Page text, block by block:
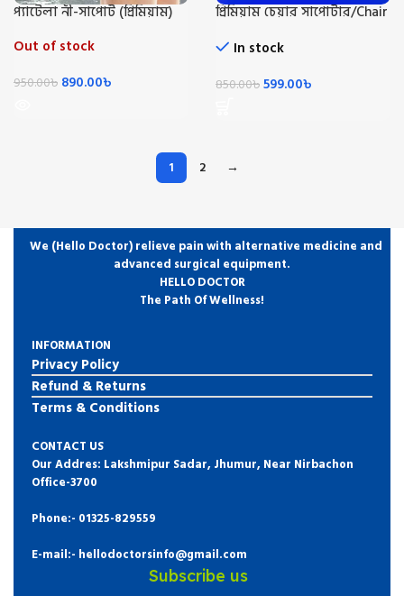
প্যাটেলা নী-সাপোর্ট (প্রিমিয়াম)
Out of stock
950.00৳ 890.00৳
প্রিমিয়াম চেয়ার সাপোর্টার/Chair
In stock
850.00৳599.00৳
1 2 →
We (Hello Doctor) relieve pain with alternative medicine and
advanced surgical equipment.
HELLO DOCTOR
The Path Of Wellness!
INFORMATION
Privacy Policy
Refund & Returns
Terms & Conditions
CONTACT US
Our Addres: Lakshmipur Sadar, Jhumur, Near Nirbachon
Office-3700
Phone:- 01325-829559
E-mail:- hellodoctorsinfo@gmail.com
Subscribe us